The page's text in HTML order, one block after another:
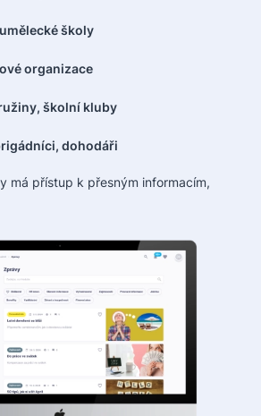
školy
organizace
školní kluby
dohodáři
má přístup k přesným informacím,